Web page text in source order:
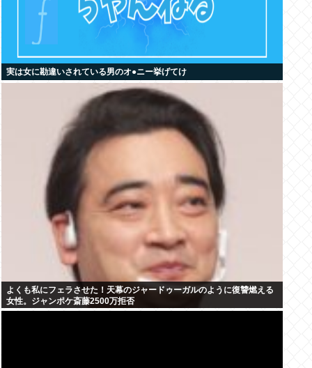
実は女に勘違いされている男のオ●ニー挙げてけ
よくも私にフェラさせた！天幕のジャードゥーガルのように復讐燃える
女性。ジャンポケ斎藤2500万拒否